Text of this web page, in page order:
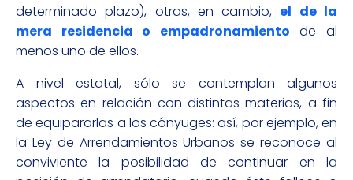
determinado plazo), otras, en cambio, el de la
mera residencia o empadronamiento de al
menos uno de ellos.
A nivel estatal, sólo se contemplan algunos
aspectos en relación con distintas materias, a fin
de equipararlas a los cónyuges: así, por ejemplo, en
la Ley de Arrendamientos Urbanos se reconoce al
conviviente la posibilidad de continuar en la